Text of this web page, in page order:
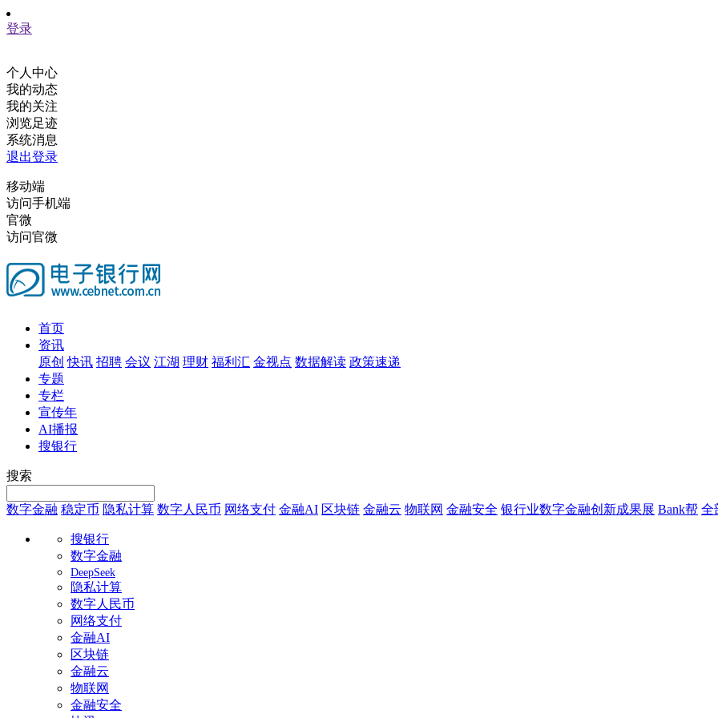
登录
个人中心
我的动态
我的关注
浏览足迹
系统消息
退出登录
移动端
访问手机端
官微
访问官微
首页
资讯
原创 快讯 招聘 会议 江湖 理财 福利汇 金视点 数据解读 政策速递
专题
专栏
宣传年
AI播报
搜银行
搜索
数字金融 稳定币 隐私计算 数字人民币 网络支付 金融AI 区块链 金融云 物联网 金融安全 银行业数字金融创新成果展 Bank帮 全
搜银行
数字金融
DeepSeek
隐私计算
数字人民币
网络支付
金融AI
区块链
金融云
物联网
金融安全